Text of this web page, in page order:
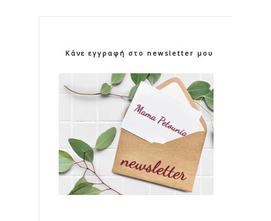
Κάνε εγγραφή στο newsletter μου!